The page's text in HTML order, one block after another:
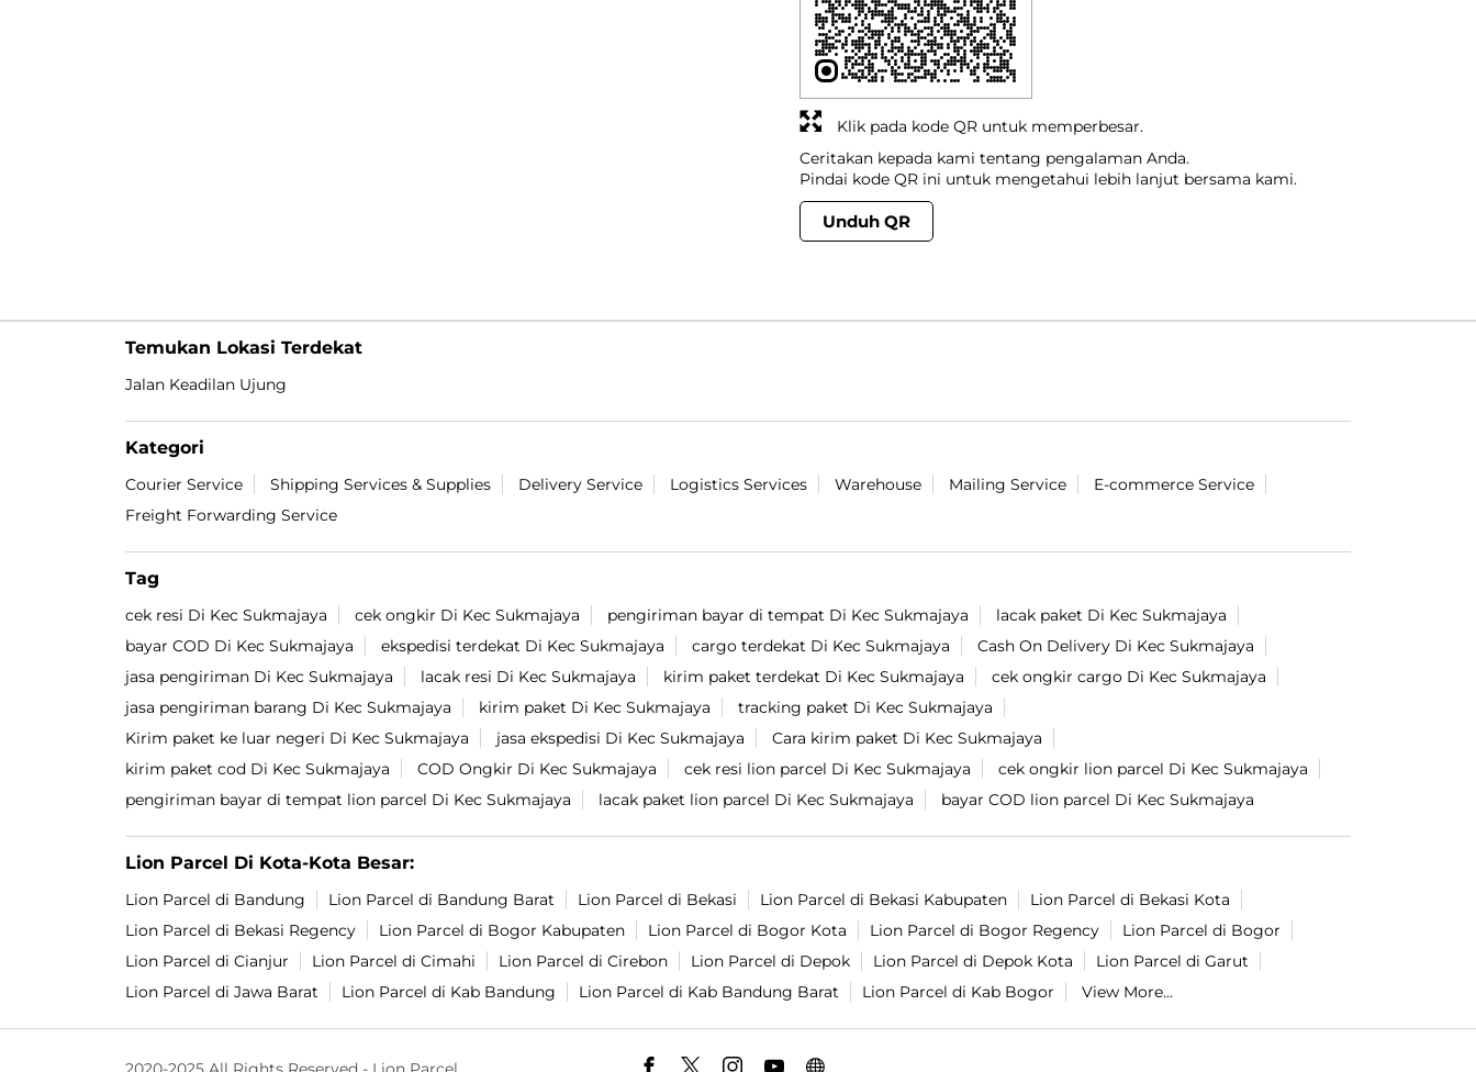
Ceritakan kepada kami tentang pengalaman Anda.
Pindai kode QR ini untuk mengetahui lebih lanjut bersama kami.
Unduh QR
Klik pada kode QR untuk memperbesar.
Temukan Lokasi Terdekat
Jalan Keadilan Ujung
Kategori
Courier Service Shipping Services & Supplies Delivery Service Logistics Services Warehouse Mailing Service
E-commerce Service
Freight Forwarding Service
Tag
cek resi Di Kec Sukmajaya cek ongkir Di Kec Sukmajaya pengiriman bayar di tempat Di Kec Sukmajaya
lacak paket Di Kec Sukmajaya
bayar COD Di Kec Sukmajaya
ekspedisi terdekat Di Kec Sukmajaya cargo terdekat Di Kec Sukmajaya
Cash On Delivery Di Kec Sukmajaya
jasa pengiriman Di Kec Sukmajaya
lacak resi Di Kec Sukmajaya kirim paket terdekat Di Kec Sukmajaya
cek ongkir cargo Di Kec Sukmajaya
jasa pengiriman barang Di Kec Sukmajaya
kirim paket Di Kec Sukmajaya
tracking paket Di Kec Sukmajaya
Kirim paket ke luar negeri Di Kec Sukmajaya
jasa ekspedisi Di Kec Sukmajaya
Cara kirim paket Di Kec Sukmajaya
kirim paket cod Di Kec Sukmajaya
COD Ongkir Di Kec Sukmajaya cek resi lion parcel Di Kec Sukmajaya
cek ongkir lion parcel Di Kec Sukmajaya
pengiriman bayar di tempat lion parcel Di Kec Sukmajaya
lacak paket lion parcel Di Kec Sukmajaya bayar COD lion parcel Di Kec Sukmajaya
Lion Parcel Di Kota-Kota Besar:
Lion Parcel di Bandung Lion Parcel di Bandung Barat Lion Parcel di Bekasi Lion Parcel di Bekasi Kabupaten
Lion Parcel di Bekasi Kota
Lion Parcel di Bekasi Regency
Lion Parcel di Bogor Kabupaten Lion Parcel di Bogor Kota Lion Parcel di Bogor Regency
Lion Parcel di Bogor
Lion Parcel di Cianjur
Lion Parcel di Cimahi Lion Parcel di Cirebon Lion Parcel di Depok Lion Parcel di Depok Kota
Lion Parcel di Garut
Lion Parcel di Jawa Barat
Lion Parcel di Kab Bandung Lion Parcel di Kab Bandung Barat Lion Parcel di Kab Bogor View More...